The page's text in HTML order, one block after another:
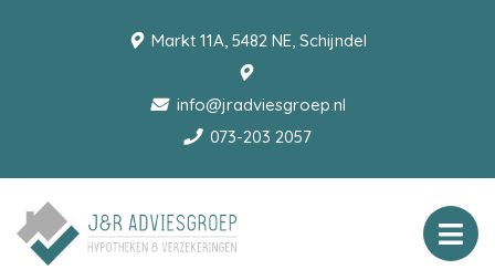
Markt 11A, 5482 NE, Schijndel
info@jradviesgroep.nl
073-203 2057